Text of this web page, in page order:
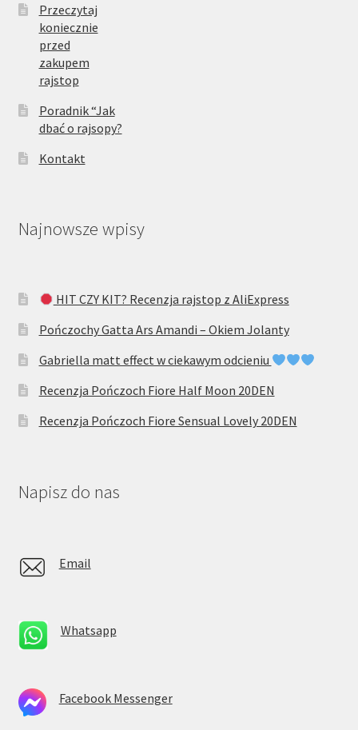
Przeczytaj
koniecznie
przed
zakupem
rajstop
Poradnik “Jak
dbać o rajsopy?
Kontakt
Najnowsze wpisy
HIT CZY KIT? Recenzja rajstop z AliExpress
Pończochy Gatta Ars Amandi – Okiem Jolanty
Gabriella matt effect w ciekawym odcieniu
Recenzja Pończoch Fiore Half Moon 20DEN
Recenzja Pończoch Fiore Sensual Lovely 20DEN
Napisz do nas
Email
Whatsapp
Facebook Messenger